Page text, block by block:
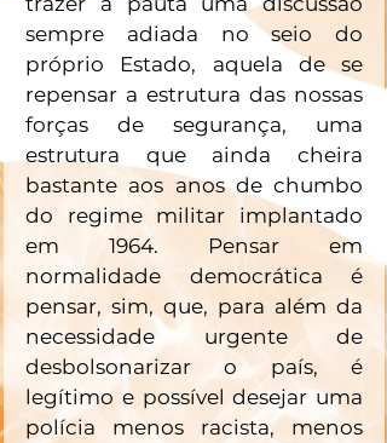
sempre adiada no seio do
próprio Estado, aquela de se
repensar a estrutura das nossas
forças de segurança, uma
estrutura que ainda cheira
bastante aos anos de chumbo
do regime militar implantado
em 1964. Pensar em
normalidade democrática é
pensar, sim, que, para além da
necessidade urgente de
desbolsonarizar o país, é
legítimo e possível desejar uma
polícia menos racista, menos